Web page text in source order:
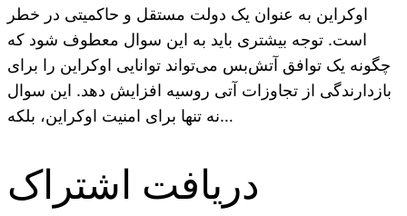
اوکراین به عنوان یک دولت مستقل و حاکمیتی در خطر
است. توجه بیشتری باید به این سوال معطوف شود که
چگونه یک توافق آتش‌بس می‌تواند توانایی اوکراین را برای
بازدارندگی از تجاوزات آتی روسیه افزایش دهد. این سوال
نه تنها برای امنیت اوکراین، بلکه…
دریافت اشتراک